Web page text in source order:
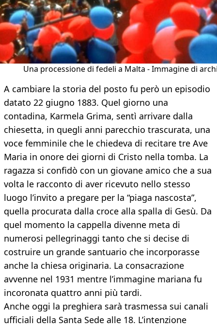
Una processione di fedeli a Malta - Immagine di
A cambiare la storia del posto fu però un episodio
datato 22 giugno 1883. Quel giorno una
contadina, Karmela Grima, sentì arrivare dalla
chiesetta, in quegli anni parecchio trascurata, una
voce femminile che le chiedeva di recitare tre Ave
Maria in onore dei giorni di Cristo nella tomba. La
ragazza si confidò con un giovane amico che a sua
volta le racconto di aver ricevuto nello stesso
luogo l’invito a pregare per la “piaga nascosta”,
quella procurata dalla croce alla spalla di Gesù. Da
quel momento la cappella divenne meta di
numerosi pellegrinaggi tanto che si decise di
costruire un grande santuario che incorporasse
anche la chiesa originaria. La consacrazione
avvenne nel 1931 mentre l’immagine mariana fu
incoronata quattro anni più tardi.
Anche oggi la preghiera sarà trasmessa sui canali
ufficiali della Santa Sede alle 18. L’intenzione